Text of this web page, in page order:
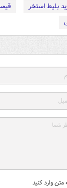
بلیط استخر
وارد کنید